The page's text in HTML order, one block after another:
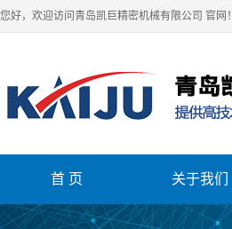
您好，欢迎访问青岛凯巨精密机械有限公司 官网！
首 页 关于我们
关于我们